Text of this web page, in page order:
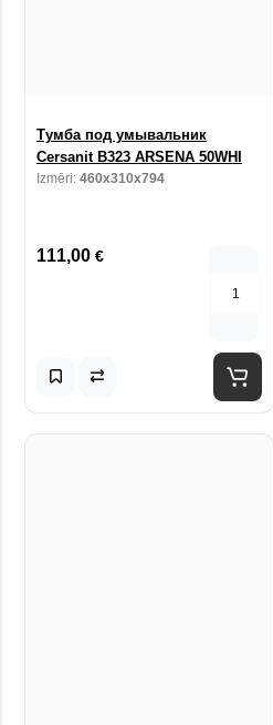
Тумба под умывальник
Cersanit B323 ARSENA 50WHI
Izmēri: 460x310x794
111,00 €